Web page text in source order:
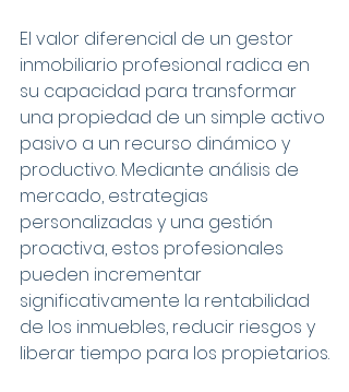
El valor diferencial de un gestor
inmobiliario profesional radica en
su capacidad para transformar
una propiedad de un simple activo
pasivo a un recurso dinámico y
productivo. Mediante análisis de
mercado, estrategias
personalizadas y una gestión
proactiva, estos profesionales
pueden incrementar
significativamente la rentabilidad
de los inmuebles, reducir riesgos y
liberar tiempo para los propietarios.